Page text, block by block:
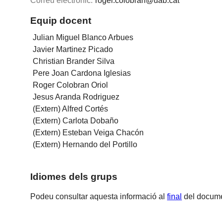
Equip docent
Julian Miguel Blanco Arbues
Javier Martinez Picado
Christian Brander Silva
Pere Joan Cardona Iglesias
Roger Colobran Oriol
Jesus Aranda Rodriguez
(Extern) Alfred Cortés
(Extern) Carlota Dobaño
(Extern) Esteban Veiga Chacón
(Extern) Hernando del Portillo
Idiomes dels grups
Podeu consultar aquesta informació alfinal del